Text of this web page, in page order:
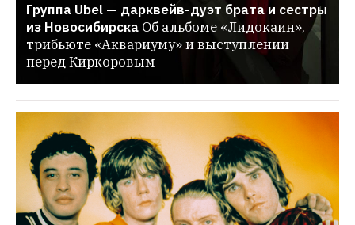
Группа Ubel — дарквейв-дуэт брата и сестры
из Новосибирска Об альбоме «Лидокаин»,
трибьюте «Аквариуму» и выступлении
перед Киркоровым